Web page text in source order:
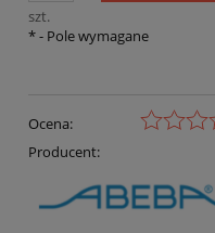
szt.
*- Pole wymagane
Ocena:
Producent: